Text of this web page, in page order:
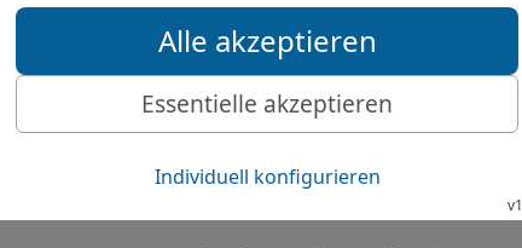
to David
1. SAMUEL 19 IN DER NIV LESEN
(Anglicised), NIV TM Copyright © 1979, 1984, 2011 by Biblica, Inc. Used with